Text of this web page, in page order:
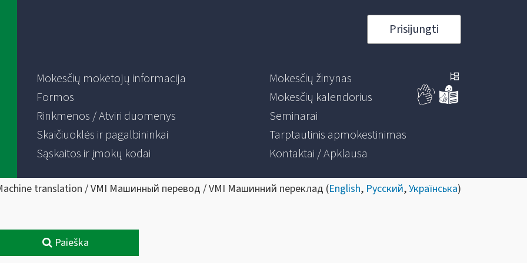
Prisijungti
Mokesčių mokėtojų informacija
Formos
Rinkmenos / Atviri duomenys
Skaičiuoklės ir pagalbininkai
Sąskaitos ir įmokų kodai
Mokesčių žinynas
Mokesčių kalendorius
Seminarai
Tarptautinis apmokestinimas
Kontaktai / Apklausa
translation / VMI Машинный перевод / VMI Машинний переклад (English, Русский,Українська)
Paieška